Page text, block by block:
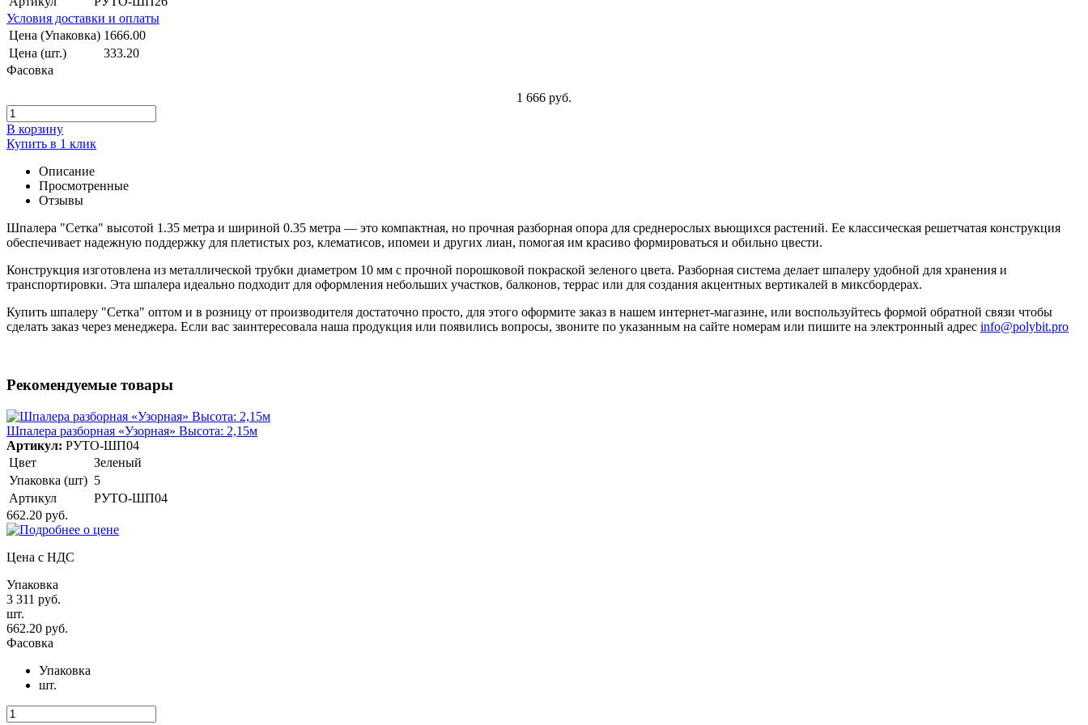
Условия доставки и оплаты
Цена (Упаковка) 1666.00
Цена (шт.)
333.20
Фасовка
1 666 руб.
В корзину
Купить в 1 клик
Описание
Просмотренные
Отзывы
Шпалера "Сетка" высотой 1.35 метра и шириной 0.35 метра — это компактная, но прочная разборная опора для среднерослых вьющихся растений. Ее классическая решетчатая конструкция
обеспечивает надежную поддержку для плетистых роз, клематисов, ипомеи и других лиан, помогая им красиво формироваться и обильно цвести.
Конструкция изготовлена из металлической трубки диаметром 10 мм с прочной порошковой покраской зеленого цвета. Разборная система делает шпалеру удобной для хранения и
транспортировки. Эта шпалера идеально подходит для оформления небольших участков, балконов, террас или для создания акцентных вертикалей в миксбордерах.
Купить шпалеру "Сетка" оптом и в розницу от производителя достаточно просто, для этого оформите заказ в нашем интернет-магазине, или воспользуйтесь формой обратной связи чтобы
сделать заказ через менеджера. Если вас заинтересовала наша продукция или появились вопросы, звоните по указанным на сайте номерам или пишите на электронный адрес info@polybit.pro
Рекомендуемые товары
Шпалера разборная «Узорная» Высота: 2,15м
Артикул: РУТО-ШП04
Цвет
Зеленый
Упаковка (шт) 5
Артикул
РУТО-ШП04
662.20 руб.
Цена с НДС
Упаковка
3 311 руб.
шт.
662.20 руб.
Фасовка
Упаковка
шт.